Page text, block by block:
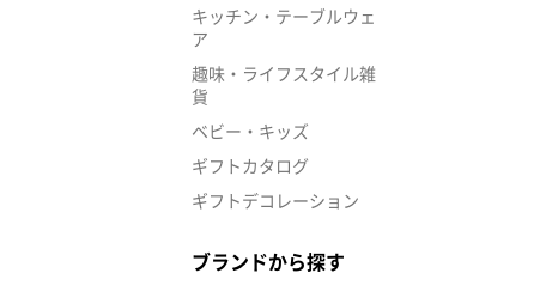
キッチン・テーブルウェ
ア
趣味・ライフスタイル雑
貨
ベビー・キッズ
ギフトカタログ
ギフトデコレーション
ブランドから探す